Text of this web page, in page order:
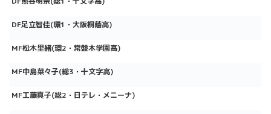
DF足立智佳(環1 ・大阪桐蔭高)
MF松木里緒(環2 ・常盤木学園高)
MF中島菜々子(総3 ・十文字高)
MF工藤真子(総2 ・日テレ・メニーナ)